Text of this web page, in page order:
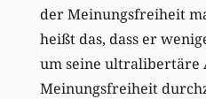
der Meinungsfreiheit
heißt das, dass er
um seine ultralibertäre
Meinungsfreiheit